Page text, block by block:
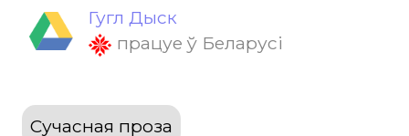
Гугл Дыск
працуе ў Беларусі
Сучасная проза